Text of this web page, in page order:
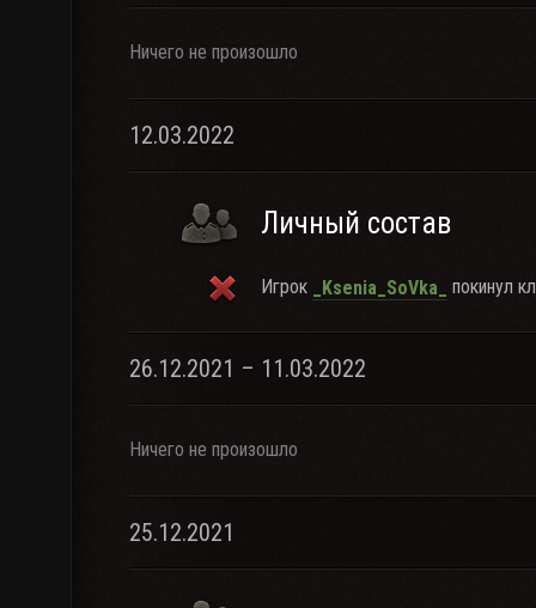
Ничего не произошло
12.03.2022
Личный состав
Игрок _Ksenia_SoVka_ покинул
26.12.2021 – 11.03.2022
Ничего не произошло
25.12.2021